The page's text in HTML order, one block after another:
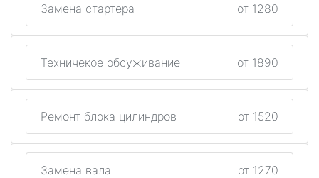
Замена стартера от 1280
Техничекое обсуживание от 1890
Ремонт блока цилиндров от 1520
Замена вала от 1270